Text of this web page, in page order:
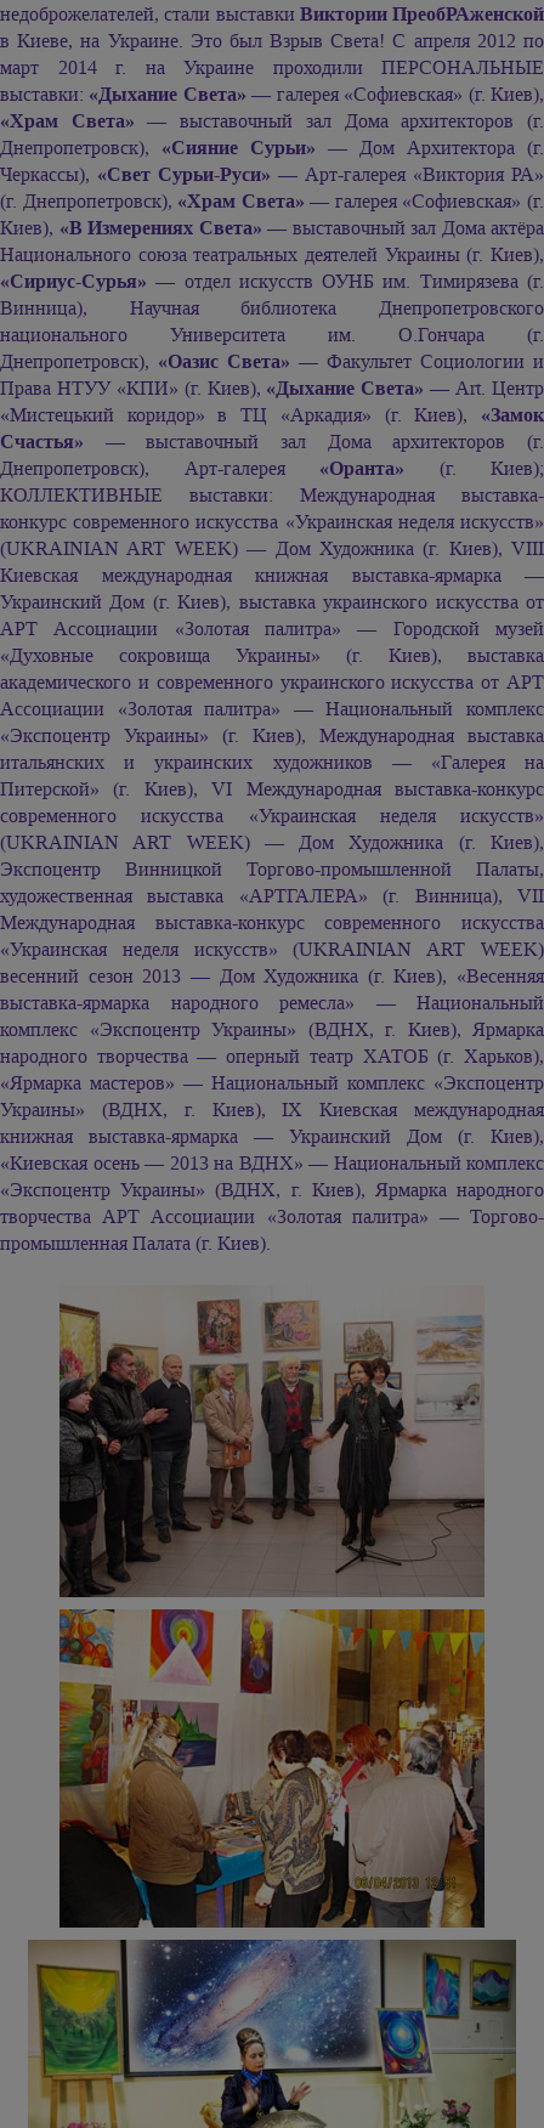
недоброжелателей, стали выставки Виктории ПреобРАженской
в Киеве, на Украине. Это был Взрыв Света! С апреля 2012 по
март 2014 г. на Украине проходили ПЕРСОНАЛЬНЫЕ
выставки: «Дыхание Света» — галерея «Софиевская» (г. Киев),
«Храм Света» — выставочный зал Дома архитекторов (г.
Днепропетровск), «Сияние Сурьи» — Дом Архитектора (г.
Черкассы), «Свет Сурьи-Руси» — Арт-галерея «Виктория РА»
(г. Днепропетровск), «Храм Света» — галерея «Софиевская» (г.
Киев), «В Измерениях Света» — выставочный зал Дома актёра
Национального союза театральных деятелей Украины (г. Киев),
«Сириус-Сурья» — отдел искусств ОУНБ им. Тимирязева (г.
Винница), Научная библиотека Днепропетровского
национального Университета им. О.Гончара (г.
Днепропетровск), «Оазис Света» — Факультет Социологии и
Права НТУУ «КПИ» (г. Киев), «Дыхание Света» — Art. Центр
«Мистецький коридор» в ТЦ «Аркадия» (г. Киев), «Замок
Счастья» — выставочный зал Дома архитекторов (г.
Днепропетровск), Арт-галерея «Оранта» (г. Киев);
КОЛЛЕКТИВНЫЕ выставки: Международная выставка-
конкурс современного искусства «Украинская неделя искусств»
(UKRAINIAN ART WEEK) — Дом Художника (г. Киев), VIII
Киевская международная книжная выставка-ярмарка —
Украинский Дом (г. Киев), выставка украинского искусства от
АРТ Ассоциации «Золотая палитра» — Городской музей
«Духовные сокровища Украины» (г. Киев), выставка
академического и современного украинского искусства от АРТ
Ассоциации «Золотая палитра» — Национальный комплекс
«Экспоцентр Украины» (г. Киев), Международная выставка
итальянских и украинских художников — «Галерея на
Питерской» (г. Киев), VI Международная выставка-конкурс
современного искусства «Украинская неделя искусств»
(UKRAINIAN ART WEEK) — Дом Художника (г. Киев),
Экспоцентр Винницкой Торгово-промышленной Палаты,
художественная выставка «АРТГАЛЕРА» (г. Винница), VII
Международная выставка-конкурс современного искусства
«Украинская неделя искусств» (UKRAINIAN ART WEEK)
весенний сезон 2013 — Дом Художника (г. Киев), «Весенняя
выставка-ярмарка народного ремесла» — Национальный
комплекс «Экспоцентр Украины» (ВДНХ, г. Киев), Ярмарка
народного творчества — оперный театр ХАТОБ (г. Харьков),
«Ярмарка мастеров» — Национальный комплекс «Экспоцентр
Украины» (ВДНХ, г. Киев), IX Киевская международная
книжная выставка-ярмарка — Украинский Дом (г. Киев),
«Киевская осень — 2013 на ВДНХ» — Национальный комплекс
«Экспоцентр Украины» (ВДНХ, г. Киев), Ярмарка народного
творчества АРТ Ассоциации «Золотая палитра» — Торгово-
промышленная Палата (г. Киев).